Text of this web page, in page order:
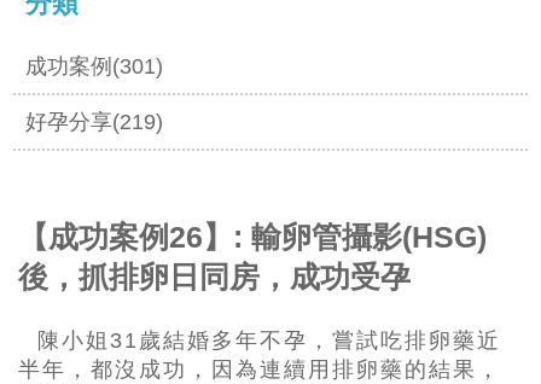
成功案例(301)
好孕分享(219)
【成功案例26】: 輸卵管攝影(HSG)
後，抓排卵日同房，成功受孕
陳小姐 31 歲結婚多年不孕，嘗試吃排卵藥近
半年，都沒成功，因為連續用排卵藥的結果，